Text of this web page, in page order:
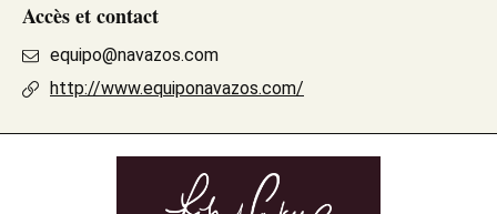
Accès et contact
equipo@navazos.com
http://www.equiponavazos.com/